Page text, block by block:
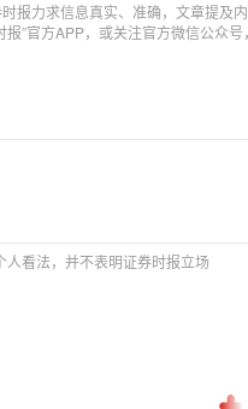
报力求信息真实、准确，文章提及
报”官方APP，或关注官方微信公众
人看法，并不表明证券时报立场